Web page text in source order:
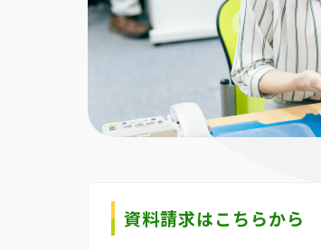
資料請求はこちらから